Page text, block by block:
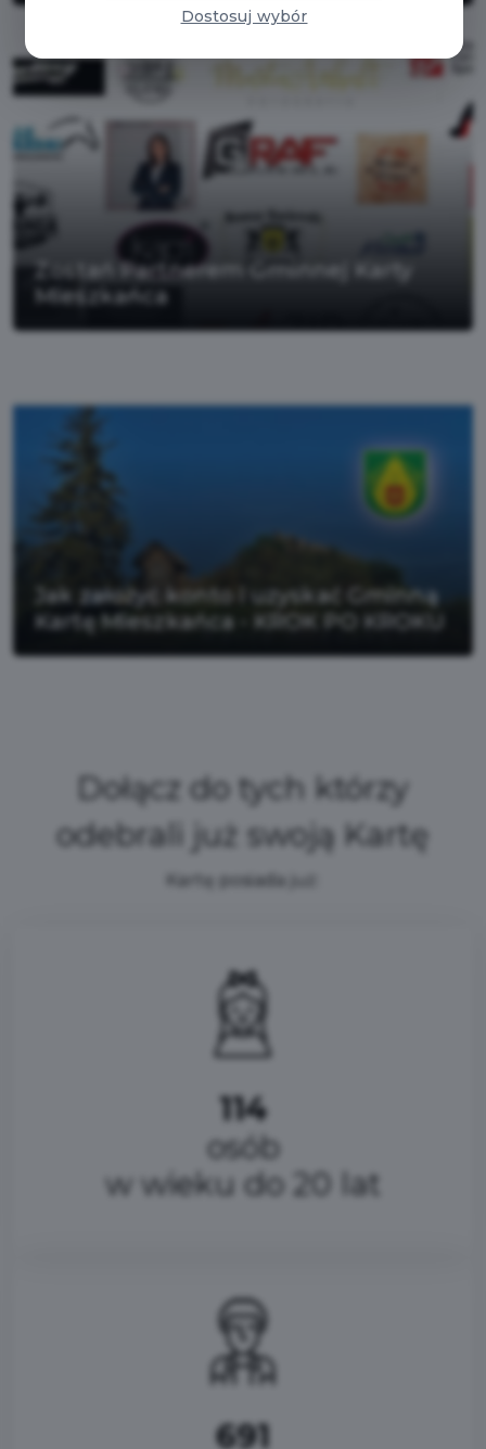
Zostań Partnerem Gminnej Karty
Mieszkańca
Jak założyć konto i uzyskać Gminną
Kartę Mieszkańca - KROK PO KROKU
Dołącz do tych którzy
odebrali już swoją Kartę
Kartę posiada już:
114
osób
w wieku do 20 lat
691
Dostosuj wybór